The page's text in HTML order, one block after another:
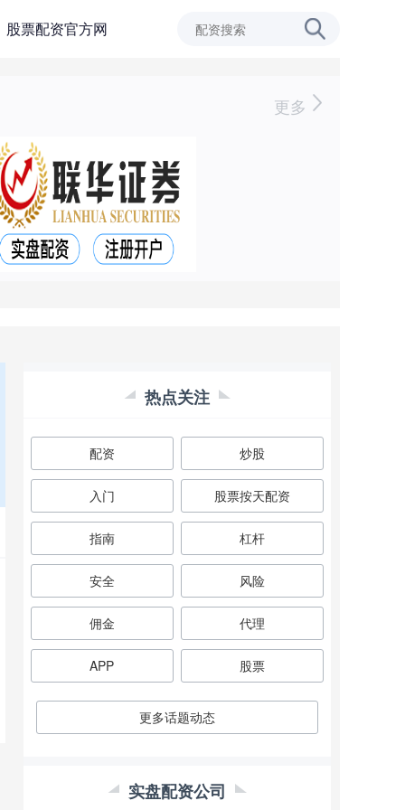
股票配资官方网
更多
热点关注
配资 炒股
入门 股票按天配资
指南 杠杆
安全 风险
佣金 代理
APP 股票
更多话题动态
实盘配资公司